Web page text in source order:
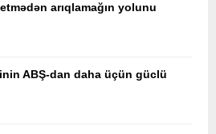
arıqlamağın yolunu
ABŞ-dan daha üçün güclü